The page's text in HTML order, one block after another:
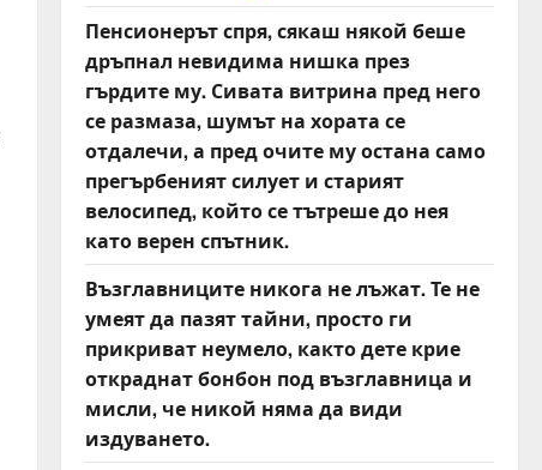
Пенсионерът спря, сякаш някой беше
дръпнал невидима нишка през
гърдите му. Сивата витрина пред него
се размаза, шумът на хората се
отдалечи, а пред очите му остана само
прегърбеният силует и старият
велосипед, който се тътреше до нея
като верен спътник.
Възглавниците никога не лъжат. Те не
умеят да пазят тайни, просто ги
прикриват неумело, както дете крие
откраднат бонбон под възглавница и
мисли, че никой няма да види
издуването.